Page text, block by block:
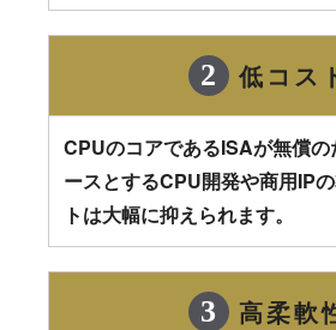
低コス
CPUのコアであるISAが無償
ースとするCPU開発や商用IP
トは大幅に抑えられます。
高柔軟